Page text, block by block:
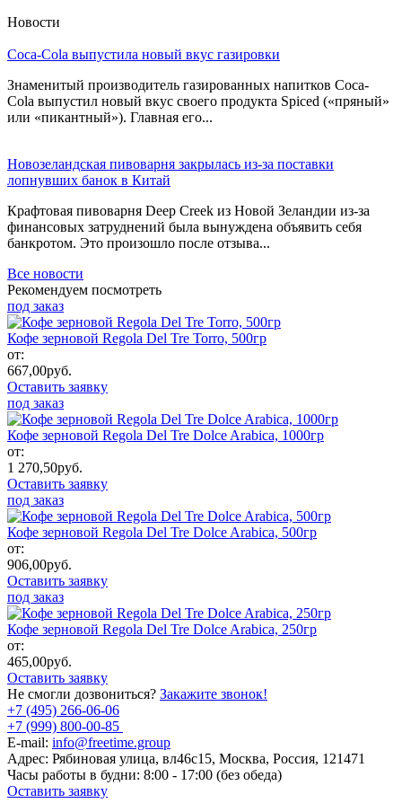
Новости
Coca-Cola выпустила новый вкус газировки
Знаменитый производитель газированных напитков Coca-
Cola выпустил новый вкус своего продукта Spiced («пряный»
или «пикантный»). Главная его...
Новозеландская пивоварня закрылась из-за поставки
лопнувших банок в Китай
Крафтовая пивоварня Deep Creek из Новой Зеландии из-за
финансовых затруднений была вынуждена объявить себя
банкротом. Это произошло после отзыва...
Все новости
Рекомендуем посмотреть
под заказ
Кофе зерновой Regola Del Tre Torro, 500гр
от:
667,00руб.
Оставить заявку
под заказ
Кофе зерновой Regola Del Tre Dolce Arabica, 1000гр
от:
1 270,50руб.
Оставить заявку
под заказ
Кофе зерновой Regola Del Tre Dolce Arabica, 500гр
от:
906,00руб.
Оставить заявку
под заказ
Кофе зерновой Regola Del Tre Dolce Arabica, 250гр
от:
465,00руб.
Оставить заявку
Не смогли дозвониться? Закажите звонок!
+7 (495) 266-06-06
+7 (999) 800-00-85
E-mail: info@freetime.group
Адрес: Рябиновая улица, вл46с15, Москва, Россия, 121471
Часы работы в будни: 8:00 - 17:00 (без обеда)
Оставить заявку